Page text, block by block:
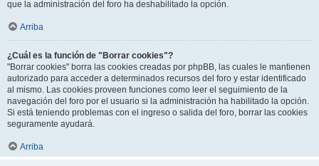
que la administración del foro ha deshabilitado la opción.
Arriba
¿Cuál es la función de "Borrar cookies"?
"Borrar cookies" borra las cookies creadas por phpBB, las cuales le mantienen
autorizado para acceder a determinados recursos del foro y estar identificado
al mismo. Las cookies proveen funciones como leer el seguimiento de la
navegación del foro por el usuario si la administración ha habilitado la opción.
Si está teniendo problemas con el ingreso o salida del foro, borrar las cookies
seguramente ayudará.
Arriba